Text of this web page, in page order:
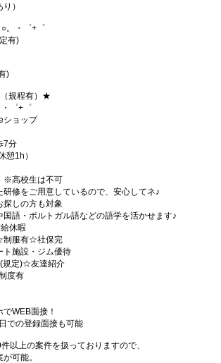
）
○。・゜+゜
有)
)
規程有）★
・゜+゜
ショップ
7分
憩1h）
高校生は不可
修をご用意しているので、安心してネ♪
しの方も対象
語・ポルトガル語などの語学を活かせます♪
休暇
服有☆社保完
施設・ジム優待
規定)☆友達紹介
度有
WEB面接！
での登録面接も可能
以上の案件を扱っておりますので、
可能。